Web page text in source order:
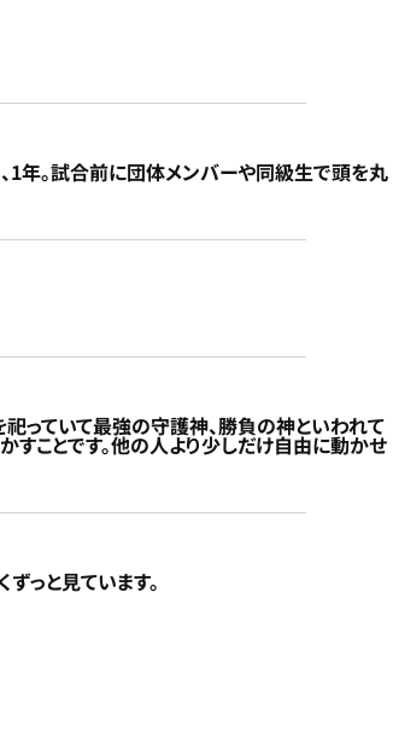
1年。試合前に団体メンバーや同級生で頭を丸
っていて最強の守護神、勝負の神といわれて
すことです。他の人より少しだけ自由に動かせ
っと見ています。